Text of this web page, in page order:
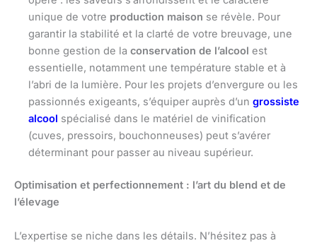
unique de votre production maison se révèle. Pour
garantir la stabilité et la clarté de votre breuvage, une
bonne gestion de la conservation de l’alcool est
essentielle, notamment une température stable et à
l’abri de la lumière. Pour les projets d’envergure ou les
passionnés exigeants, s’équiper auprès d’un grossiste
alcool spécialisé dans le matériel de vinification
(cuves, pressoirs, bouchonneuses) peut s’avérer
déterminant pour passer au niveau supérieur.
Optimisation et perfectionnement : l’art du blend et de
l’élevage
L’expertise se niche dans les détails. N’hésitez pas à